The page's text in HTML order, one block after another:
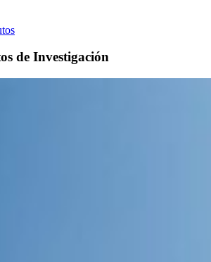
de Investigación